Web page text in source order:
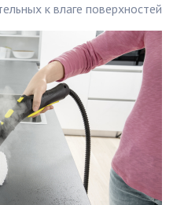
к влаге поверхностей